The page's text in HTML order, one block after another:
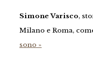
Simone Varisco,
Milano e Roma,
sono »